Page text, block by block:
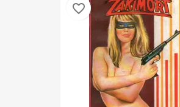
favorite_border